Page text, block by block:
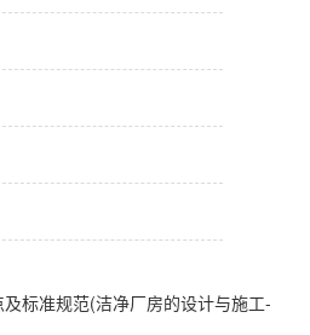
标准规范(洁净厂房的设计与施工-